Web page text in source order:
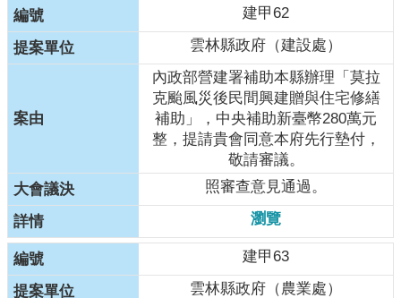
建甲62
雲林縣政府（建設處）
內政部營建署補助本縣辦理「莫拉
克颱風災後民間興建贈與住宅修繕
補助」，中央補助新臺幣280萬元
整，提請貴會同意本府先行墊付，
敬請審議。
照審查意見通過。
瀏覽
建甲63
雲林縣政府（農業處）